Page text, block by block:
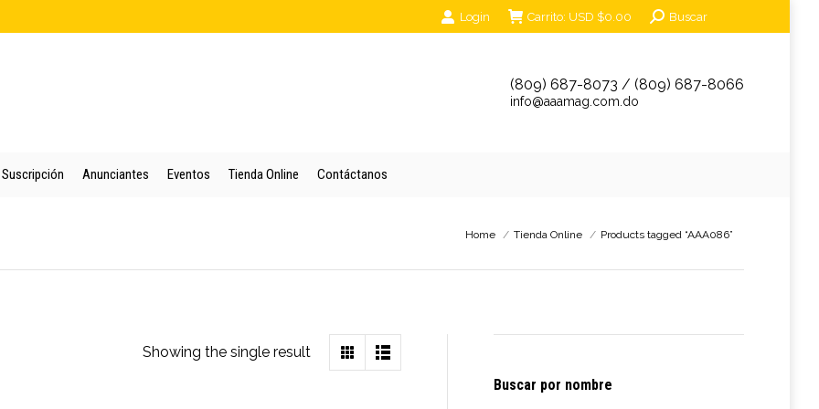
Login Carrito: USD $0.00 Search:Buscar
(809) 687-8073 / (809) 687-8066
info@aaamag.com.do
Suscripción Anunciantes Eventos Tienda Online Contáctanos
You are here:
Home Tienda Online Products tagged “AAA086”
Showing the single result
Buscar por nombre
Quienes Somos Colección Puntos de Venta Suscripción Anunciantes Eventos Tienda Online Contáctanos